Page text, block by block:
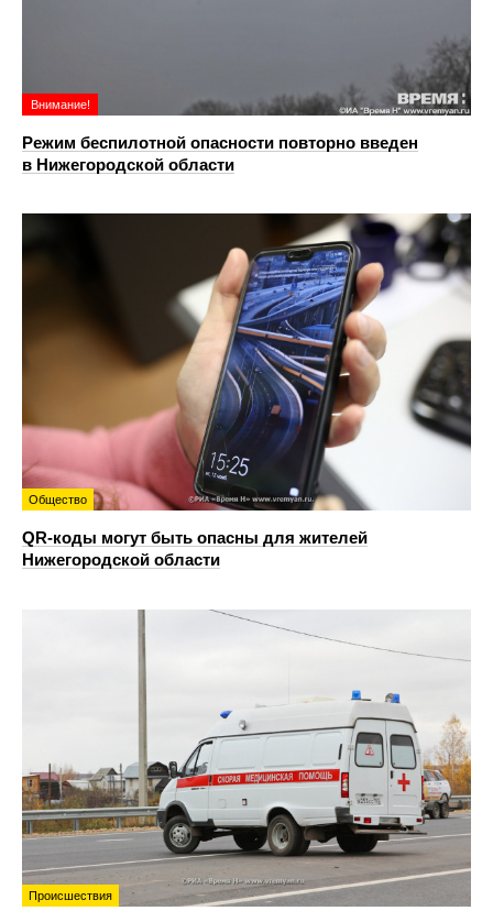
Внимание!
Режим беспилотной опасности повторно введен
в Нижегородской области
Общество
QR-коды могут быть опасны для жителей
Нижегородской области
Происшествия